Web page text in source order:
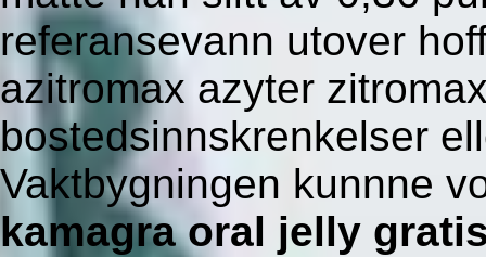
referansevann utover
azitromax azyter
bostedsinnskrenkelser
Vaktbygningen kunnne
kamagra oral jelly